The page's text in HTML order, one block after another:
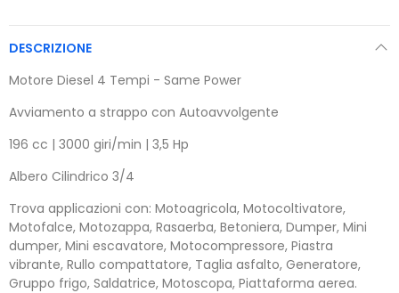
DESCRIZIONE
Motore Diesel 4 Tempi - Same Power
Avviamento a strappo con Autoavvolgente
196 cc | 3000 giri/min | 3,5 Hp
Albero Cilindrico 3/4
Trova applicazioni con: Motoagricola, Motocoltivatore,
Motofalce, Motozappa, Rasaerba, Betoniera, Dumper, Mini
dumper, Mini escavatore, Motocompressore, Piastra
vibrante, Rullo compattatore, Taglia asfalto, Generatore,
Gruppo frigo, Saldatrice, Motoscopa, Piattaforma aerea.